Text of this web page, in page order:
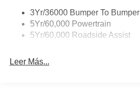
3Yr/36000 Bumper To Bumper
5Yr/60,000 Powertrain
5Yr/60,000 Roadside Assist
Leer Más...